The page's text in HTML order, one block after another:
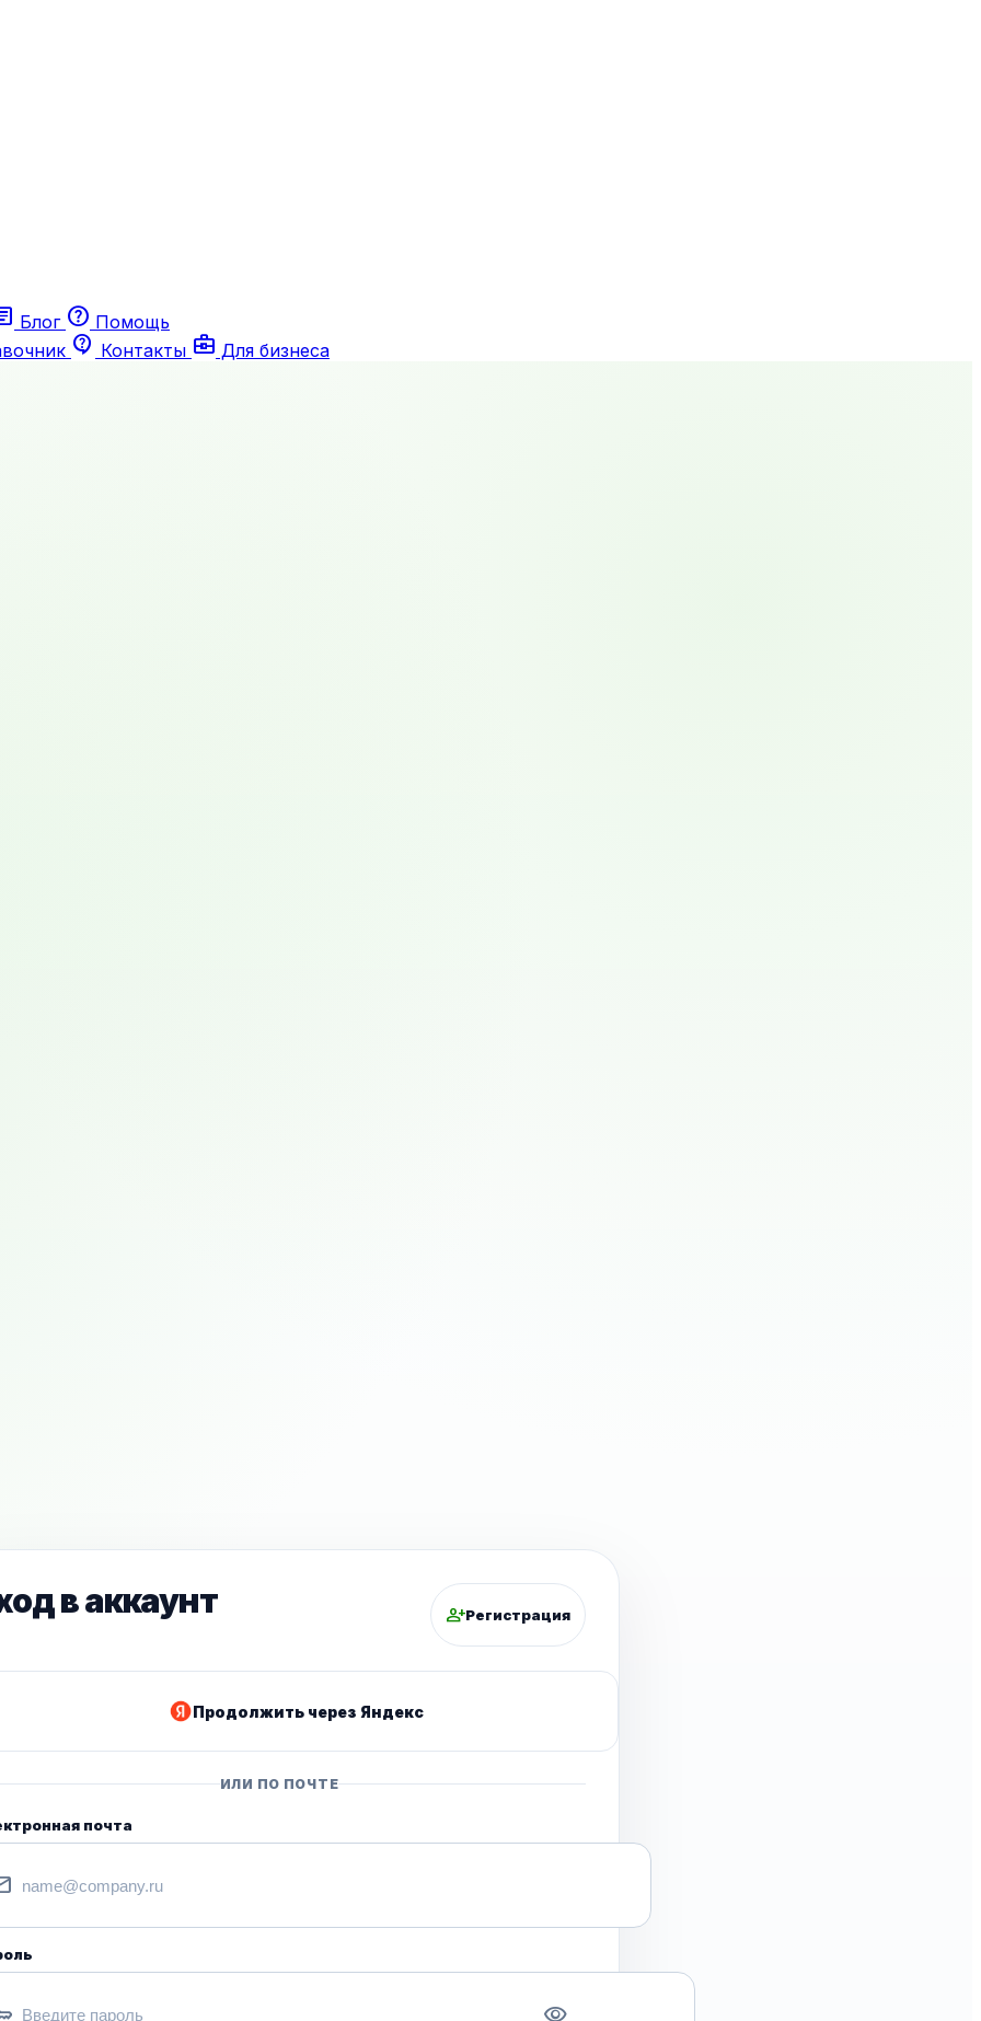
Блог help Помощь
contact_support Контакты business_center Для бизнеса
в аккаунт person_addРегистрация
Продолжить через Яндекс
ИЛИ ПО ПОЧТЕ
почта
visibility